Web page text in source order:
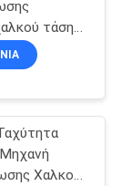
τάση
0,2-
Χαλκού